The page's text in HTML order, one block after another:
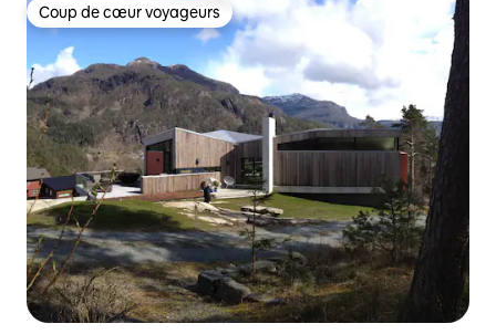
Coup de cœur voyageurs
Coup de cœur voyageurs